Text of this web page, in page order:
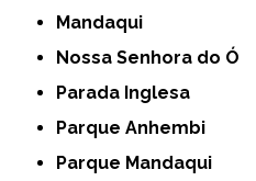
Mandaqui
Nossa Senhora do Ó
Parada Inglesa
Parque Anhembi
Parque Mandaqui